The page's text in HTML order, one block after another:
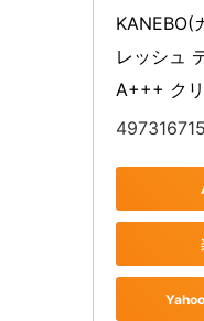
KANEBO(
レッシュ
A+++ ク